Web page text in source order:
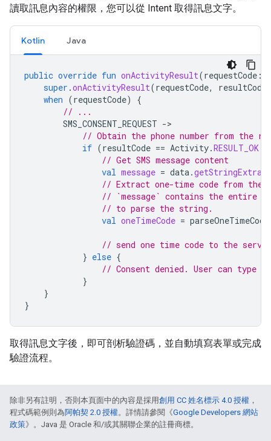
讀取訊息內容的權限，您可以從 Intent 取得訊息文字。
Kotlin Java
public override fun onActivityResult(requestCode :
super .onActivityResult(requestCode, resultCode
when (requestCode)
{
// ...
SMS_CONSENT_REQUEST -
// Obtain the phone number from the
if (resultCode == Activity.RESULT_OK
// Get SMS message content
val message = data.getStringExtra
// Extract one-time code from the
// `message` contains the entire
// to parse the string.
val oneTimeCode = parseOneTimeCode
// send one time code to the server
} else {
// Consent denied. User can type
}
}
}
取得訊息文字後，即可剖析驗證碼，並自動填寫表單或完成
驗證流程。
除非另有註明，否則本頁面中的內容是採用創用 CC 姓名標示 4.0 授權 ，
程式碼範例則為阿帕契 2.0 授權。詳情請參閱《Google Developers 網站
政策》。Java 是 Oracle 和/或其關聯企業的註冊商標。